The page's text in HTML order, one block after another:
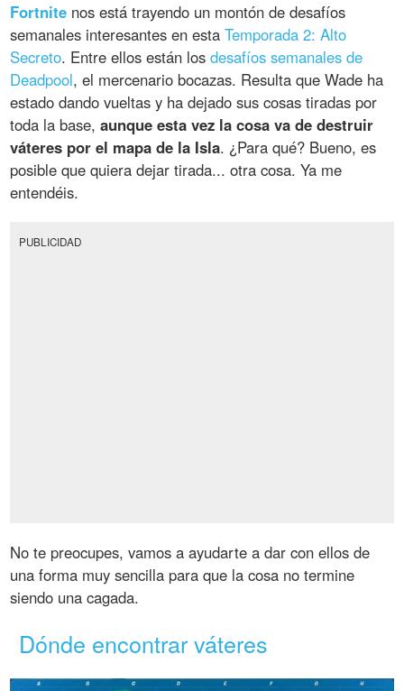
Fortnite nos está trayendo un montón de desafíos
semanales interesantes en estaTemporada 2: Alto
Secreto. Entre ellos están losdesafíos semanales de
Deadpool, el mercenario bocazas. Resulta que Wade ha
estado dando vueltas y ha dejado sus cosas tiradas por
toda la base,aunque esta vez la cosa va de destruir
váteres por el mapa de la Isla. ¿Para qué? Bueno, es
posible que quiera dejar tirada... otra cosa. Ya me
entendéis.
PUBLICIDAD
No te preocupes, vamos a ayudarte a dar con ellos de
una forma muy sencilla para que la cosa no termine
siendo una cagada.
Dónde encontrar váteres